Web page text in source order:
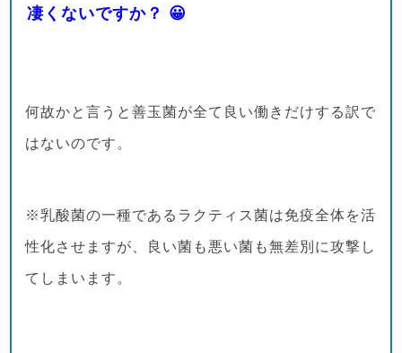
凄くないですか？ 😀
何故かと言うと善玉菌が全て良い働きだけする訳で
はないのです。
※乳酸菌の一種であるラクティス菌は免疫全体を活
性化させますが、良い菌も悪い菌も無差別に攻撃し
てしまいます。